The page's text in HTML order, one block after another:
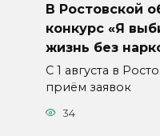
В Ростовской
конкурс «Я
жизнь без
С 1 августа в
приём заявок
34